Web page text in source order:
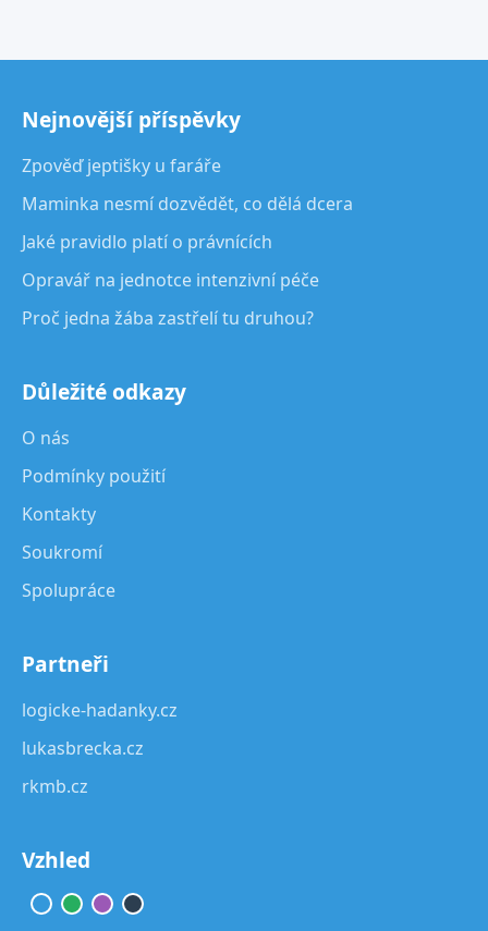
Nejnovější příspěvky
Zpověď jeptišky u faráře
Maminka nesmí dozvědět, co dělá dcera
Jaké pravidlo platí o právnících
Opravář na jednotce intenzivní péče
Proč jedna žába zastřelí tu druhou?
Důležité odkazy
O nás
Podmínky použití
Kontakty
Soukromí
Spolupráce
Partneři
logicke-hadanky.cz
lukasbrecka.cz
rkmb.cz
Vzhled